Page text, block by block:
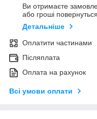
Ви отримаєте
або гроші
Детальніше
Оплатити частинами
Післяплата
Оплата на рахунок
Всі умови оплати